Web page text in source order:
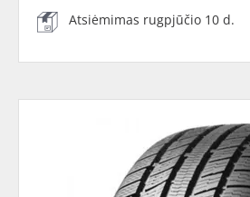
Atsiėmimas rugpjūčio 10 d.